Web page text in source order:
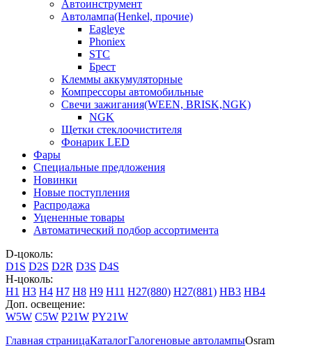
Автоинструмент
Автолампа(Henkel, прочие)
Eagleye
Phoniex
STC
Брест
Клеммы аккумуляторные
Компрессоры автомобильные
Свечи зажигания(WEEN, BRISK,NGK)
NGK
Щетки стеклоочистителя
Фонарик LED
Фары
Специальные предложения
Новинки
Новые поступления
Распродажа
Уцененные товары
Автоматический подбор ассортимента
D-цоколь:
D1S D2S D2R D3S D4S
H-цоколь:
H1 H3 H4 H7 H8 H9 H11 H27(880) H27(881) HB3 HB4
Доп. освещение:
W5W C5W P21W PY21W
Главная страницаКаталогГалогеновые автолампыOsram